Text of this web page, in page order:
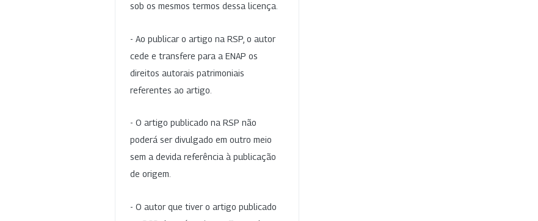
sob os mesmos termos dessa licença.
- Ao publicar o artigo na RSP, o autor
cede e transfere para a ENAP os
direitos autorais patrimoniais
referentes ao artigo.
- O artigo publicado na RSP não
poderá ser divulgado em outro meio
sem a devida referência à publicação
de origem.
- O autor que tiver o artigo publicado